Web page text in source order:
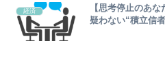
経済
【思考停止のあ
疑わない“積立信